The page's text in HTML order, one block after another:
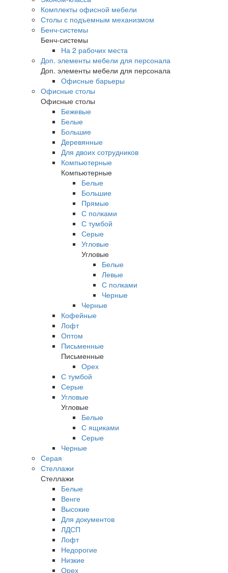
Комплекты офисной мебели
Столы с подъемным механизмом
Бенч-системы
Бенч-системы
На 2 рабочих места
Доп. элементы мебели для персонала
Доп. элементы мебели для персонала
Офисные барьеры
Офисные столы
Офисные столы
Бежевые
Белые
Большие
Деревянные
Для двоих сотрудников
Компьютерные
Компьютерные
Белые
Большие
Прямые
С полками
С тумбой
Серые
Угловые
Угловые
Белые
Левые
С полками
Черные
Черные
Кофейные
Лофт
Оптом
Письменные
Письменные
Орех
С тумбой
Серые
Угловые
Угловые
Белые
С ящиками
Серые
Черные
Серая
Стеллажи
Стеллажи
Белые
Венге
Высокие
Для документов
ЛДСП
Лофт
Недорогие
Низкие
Орех